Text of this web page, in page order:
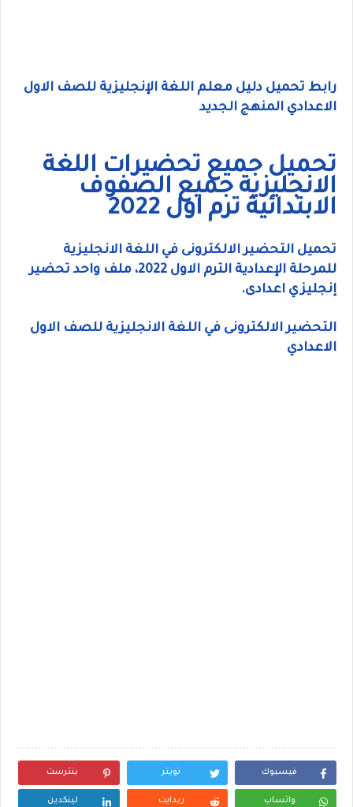
رابط تحميل دليل معلم اللغة الإنجليزية للصف الاول
الاعدادي المنهج الجديد
تحميل جميع تحضيرات اللغة
الانجليزية جميع الصفوف
الابتدائية ترم اول 2022
تحميل التحضير الالكترونى في اللغة الانجليزية
للمرحلة الإعدادية الترم الاول 2022، ملف واحد تحضير
إنجليزي اعدادى.
التحضير الالكترونى في اللغة الانجليزية للصف الاول
الاعدادي
فيسبوك تويتر بنترست
واتساب ريدايت لينكدين